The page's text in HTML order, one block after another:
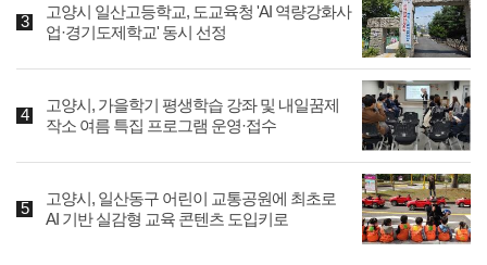
고양시 일산고등학교, 도교육청 'AI 역량강화사
업·경기도제학교' 동시 선정
고양시, 가을학기 평생학습 강좌 및 내일꿈제
작소 여름 특집 프로그램 운영·접수
고양시, 일산동구 어린이 교통공원에 최초로
AI 기반 실감형 교육 콘텐츠 도입키로